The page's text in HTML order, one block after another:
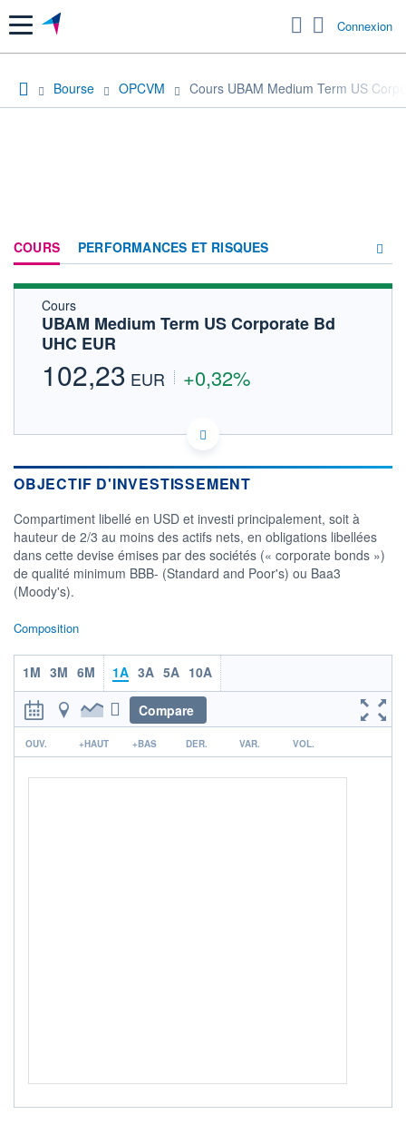
Menu Connexion
Bourse OPCVM Cours UBAM Medium Term US
COURS PERFORMANCES ET RISQUES
FORUM
Cours
UBAM Medium Term US Corporate Bd
UHC EUR
102,23 EUR +0,32%
LU0946659223 - UBP Asset Management (Europe) S.A.
Consulter le prospectus / DIC
102
103
CATÉGORIE MORNINGSTAR
Obligations Autres
FONDS PARTENAIRES
TARIFS PRIVILÉGIÉS 0%
ÉLIGIBILITÉ
OBJECTIF D'INVESTISSEMENT
Compartiment libellé en USD et investi principalement, soit à
hauteur de 2/3 au moins des actifs nets, en obligations libellées
dans cette devise émises par des sociétés (« corporate bonds »)
de qualité minimum BBB- (Standard and Poor's) ou Baa3
(Moody's).
Composition
1M 3M 6M 1A 3A 5A 10A
Compare
r
OUV. +HAUT +BAS DER. VAR. VOL.